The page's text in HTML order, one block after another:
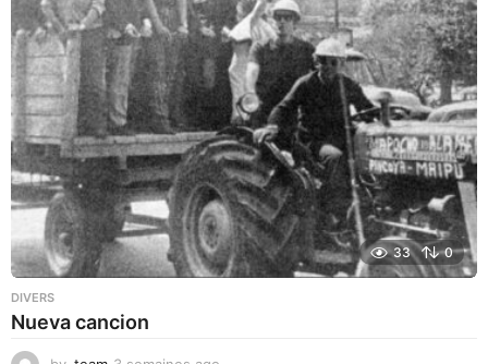
33 0
DIVERS
Nueva cancion